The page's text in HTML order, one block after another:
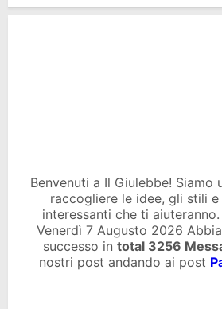
Benvenuti a Il Giulebbe! Siamo
raccogliere le idee, gli stili
interessanti che ti
Venerdì 7 Augusto 2026
successo in total 3256
nostri post andando ai post